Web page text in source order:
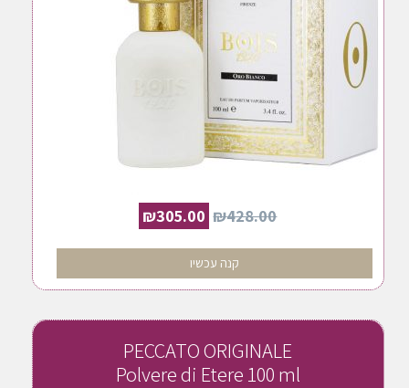
₪428.00
₪305.00
קנה עכשיו
PECCATO ORIGINALE
Polvere di Etere 100 ml